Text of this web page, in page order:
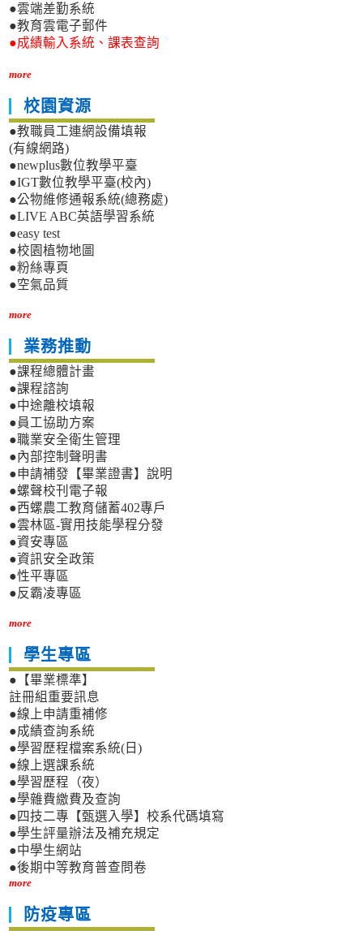
●雲端差勤系統
●教育雲電子郵件
●成績輸入系統、課表查詢
more
校園資源
●教職員工連網設備填報
(有線網路)
●newplus數位教學平臺
●IGT數位教學平臺(校內)
●公物維修通報系統(總務處)
●LIVE ABC英語學習系統
●easy test
●校園植物地圖
●粉絲專頁
●空氣品質
more
業務推動
●課程總體計畫
●課程諮詢
●中途離校填報
●員工協助方案
●職業安全衛生管理
●內部控制聲明書
●申請補發【畢業證書】說明
●螺聲校刊電子報
●西螺農工教育儲蓄402專戶
●雲林區-實用技能學程分發
●資安專區
●資訊安全政策
●性平專區
●反霸凌專區
more
學生專區
●【畢業標準】
註冊組重要訊息
●線上申請重補修
●成績查詢系統
●學習歷程檔案系統(日)
●線上選課系統
●學習歷程（夜）
●學雜費繳費及查詢
●四技二專【甄選入學】校系代碼填寫
●學生評量辦法及補充規定
●中學生網站
●後期中等教育普查問卷
more
防疫專區